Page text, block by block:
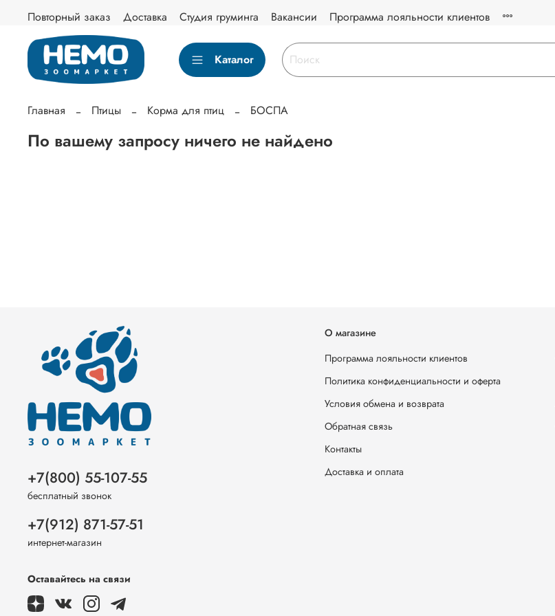
Повторный заказ Доставка Студия груминга Вакансии Программа лояльности клиентов
Каталог
Главная Птицы Корма для птиц БОСПА
По вашему запросу ничего не найдено
О магазине
Программа лояльности клиентов
Политика конфиденциальности и оферта
Условия обмена и возврата
Обратная связь
Контакты
Доставка и оплата
+7(800) 55-107-55
бесплатный звонок
+7(912) 871-57-51
интернет-магазин
Оставайтесь на связи